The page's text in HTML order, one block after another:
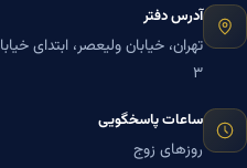
آدرس دفتر
۳
ساعات پاسخگویی
روزهای زوج